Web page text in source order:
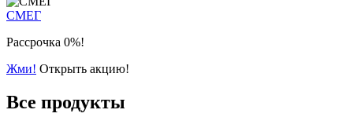
СМЕГ
Рассрочка 0%!
Жми! Открыть акцию!
Все продукты